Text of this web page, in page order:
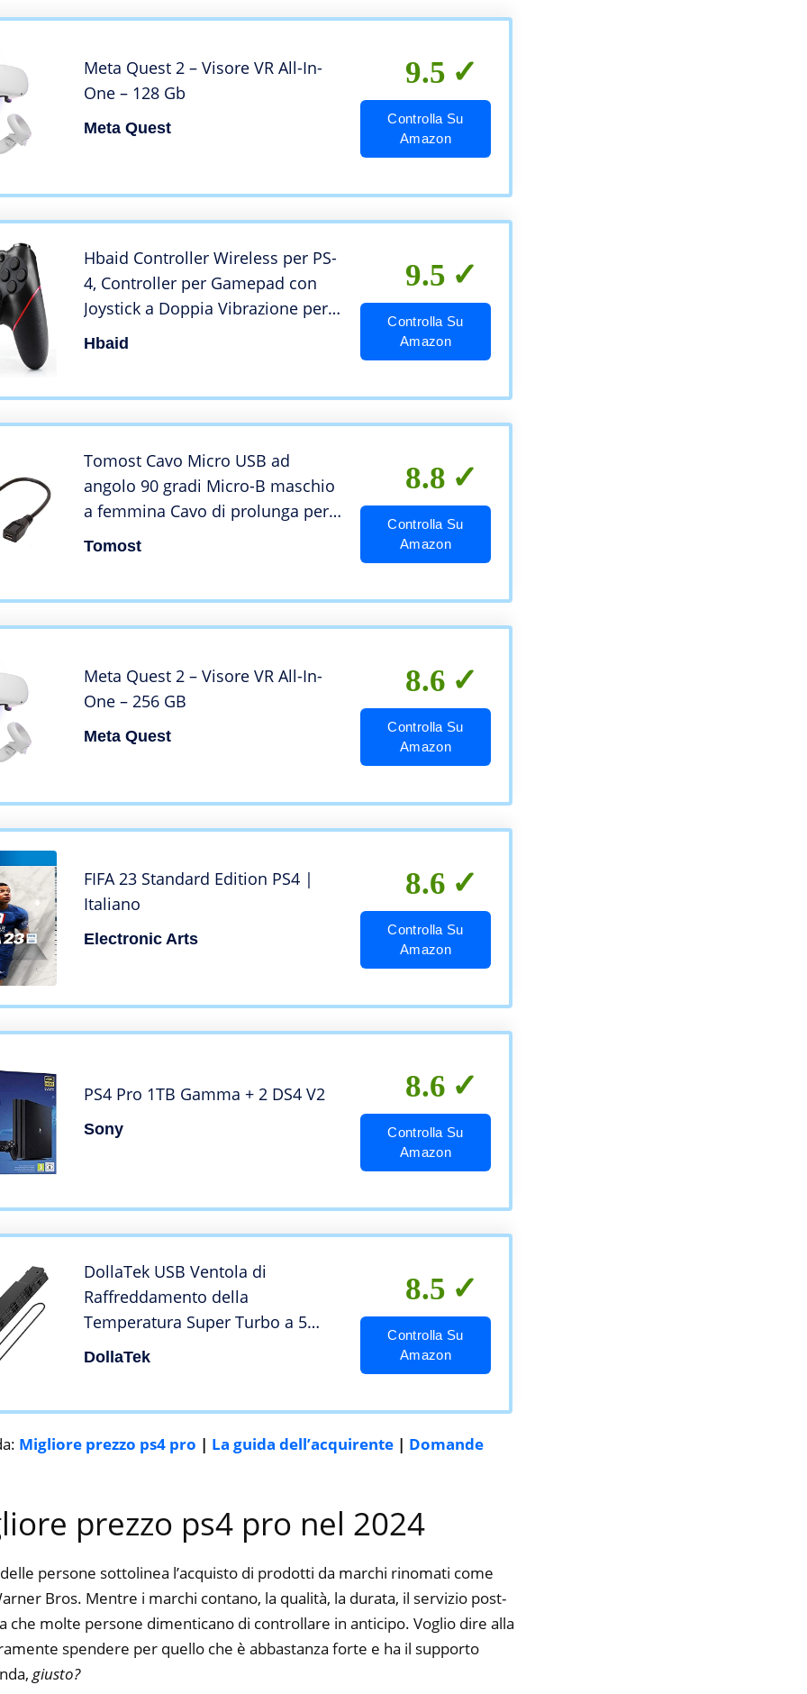
Meta Quest 2 – Visore VR All-In-
One – 128 Gb
Meta Quest
9.5
Controlla Su
Amazon
Hbaid Controller Wireless per PS-
4, Controller per Gamepad con
Joystick a Doppia Vibrazione per
PS-4/Slim/Pro, Compatibile con
Hbaid
9.5
Controlla Su
Amazon
Tomost Cavo Micro USB ad
angolo 90 gradi Micro-B maschio
a femmina Cavo di prolunga per
cellulari Android, tablet, Nest
Tomost
8.8
Controlla Su
Amazon
Meta Quest 2 – Visore VR All-In-
One – 256 GB
Meta Quest
8.6
Controlla Su
Amazon
FIFA 23 Standard Edition PS4 |
Italiano
Electronic Arts
8.6
Controlla Su
Amazon
PS4 Pro 1TB Gamma + 2 DS4 V2
Sony
8.6
Controlla Su
Amazon
DollaTek USB Ventola di
Raffreddamento della
Temperatura Super Turbo a 5
ventole Esterna con Cavo USB
DollaTek
8.5
Controlla Su
Amazon
Migliore prezzo ps4 pro | La guida dell’acquirente | Domande
prezzo ps4 pro nel 2024
persone sottolinea l’acquisto di prodotti da marchi rinomati come
Bros. Mentre i marchi contano, la qualità, la durata, il servizio post-
che molte persone dimenticano di controllare in anticipo. Voglio dire alla
spendere per quello che è abbastanza forte e ha il supporto
giusto?